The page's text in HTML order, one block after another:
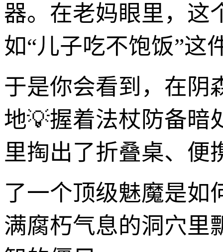
器。在老妈眼里，这
如“儿子吃不饱饭”这
于是你会看到，在阴
地💡握着法杖防备暗
里掏出了折叠桌、便
了一个顶级魅魔是如
满腐朽气息的洞穴里